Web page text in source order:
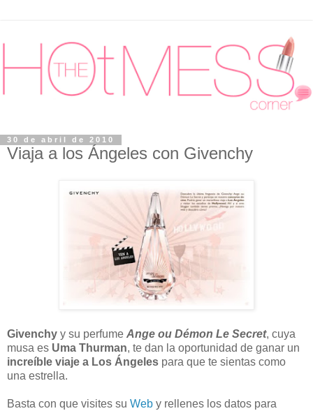
30 de abril de 2010
Viaja a los Ángeles con Givenchy
Givenchy y su perfume Ange ou Démon Le Secret, cuya
musa es Uma Thurman, te dan la oportunidad de ganar un
increíble viaje a Los Ángeles para que te sientas como
una estrella.
Basta con que visites su Web y rellenes los datos para